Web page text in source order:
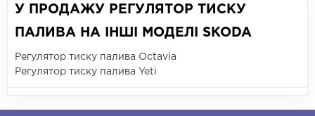
У ПРОДАЖУ РЕГУЛЯТОР ТИСКУ
ПАЛИВА НА ІНШІ МОДЕЛІ SKODA
Регулятор тиску палива Octavia
Регулятор тиску палива Yeti